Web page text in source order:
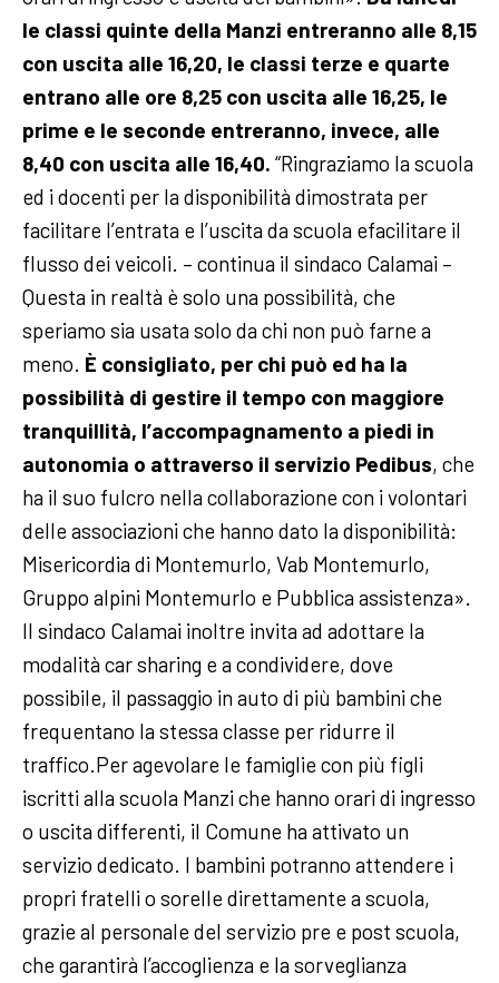
le classi quinte della Manzi entreranno alle 8,15
con uscita alle 16,20, le classi terze e quarte
entrano alle ore 8,25 con uscita alle 16,25, le
prime e le seconde entreranno, invece, alle
8,40 con uscita alle 16,40. “Ringraziamo la scuola
ed i docenti per la disponibilità dimostrata per
facilitare l’entrata e l’uscita da scuola efacilitare il
flusso dei veicoli. – continua il sindaco Calamai –
Questa in realtà è solo una possibilità, che
speriamo sia usata solo da chi non può farne a
meno. È consigliato, per chi può ed ha la
possibilità di gestire il tempo con maggiore
tranquillità, l’accompagnamento a piedi in
autonomia o attraverso il servizio Pedibus, che
ha il suo fulcro nella collaborazione con i volontari
delle associazioni che hanno dato la disponibilità:
Misericordia di Montemurlo, Vab Montemurlo,
Gruppo alpini Montemurlo e Pubblica assistenza».
Il sindaco Calamai inoltre invita ad adottare la
modalità car sharing e a condividere, dove
possibile, il passaggio in auto di più bambini che
frequentano la stessa classe per ridurre il
traffico.Per agevolare le famiglie con più figli
iscritti alla scuola Manzi che hanno orari di ingresso
o uscita differenti, il Comune ha attivato un
servizio dedicato. I bambini potranno attendere i
propri fratelli o sorelle direttamente a scuola,
grazie al personale del servizio pre e post scuola,
che garantirà l’accoglienza e la sorveglianza